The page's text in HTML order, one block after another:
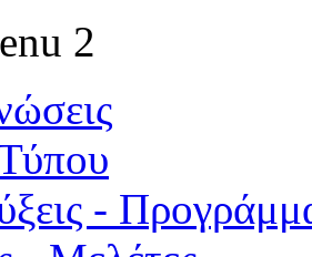
2
-